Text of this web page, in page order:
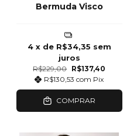
Bermuda Visco
R$229,00 R$137,40
R$130,53com Pix
4 x de R$34,35 sem
juros
COMPRAR